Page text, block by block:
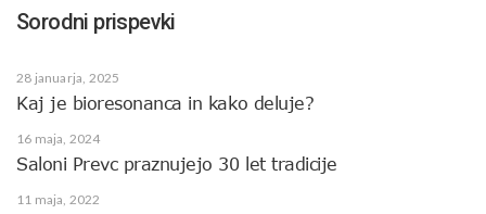
Sorodni prispevki
28 januarja, 2025
Kaj je bioresonanca in kako deluje?
16 maja, 2024
Saloni Prevc praznujejo 30 let tradicije
11 maja, 2022